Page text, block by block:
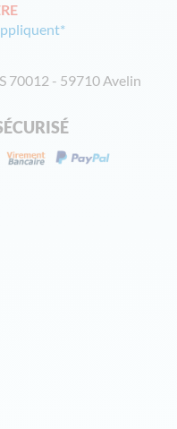
70012 - 59710 Avelin